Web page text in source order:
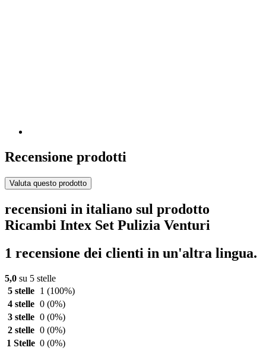
Recensione prodotti
Valuta questo prodotto
recensioni in italiano sul prodotto
Ricambi Intex Set Pulizia Venturi
1 recensione dei clienti in un'altra lingua.
5,0 su 5 stelle
5 stelle
1 (100%)
4 stelle 0 (0%)
3 stelle 0 (0%)
2 stelle 0 (0%)
1 Stelle 0 (0%)